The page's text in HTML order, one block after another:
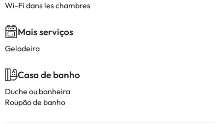
Wi-Fi dans les chambres
Mais serviços
Geladeira
Casa de banho
Duche ou banheira
Roupão de banho